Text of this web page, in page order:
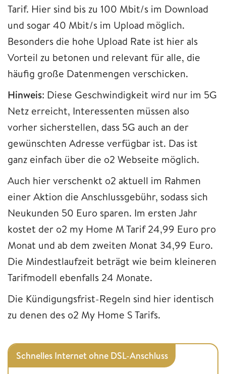
Tarif. Hier sind bis zu 100 Mbit/s im Download
und sogar 40 Mbit/s im Upload möglich.
Besonders die hohe Upload Rate ist hier als
Vorteil zu betonen und relevant für alle, die
häufig große Datenmengen verschicken.
Hinweis: Diese Geschwindigkeit wird nur im 5G
Netz erreicht, Interessenten müssen also
vorher sicherstellen, dass 5G auch an der
gewünschten Adresse verfügbar ist. Das ist
ganz einfach über die o2 Webseite möglich.
Auch hier verschenkt o2 aktuell im Rahmen
einer Aktion die Anschlussgebühr, sodass sich
Neukunden 50 Euro sparen. Im ersten Jahr
kostet der o2 my Home M Tarif 24,99 Euro pro
Monat und ab dem zweiten Monat 34,99 Euro.
Die Mindestlaufzeit beträgt wie beim kleineren
Tarifmodell ebenfalls 24 Monate.
Die Kündigungsfrist-Regeln sind hier identisch
zu denen des o2 My Home S Tarifs.
Schnelles Internet ohne DSL-Anschluss